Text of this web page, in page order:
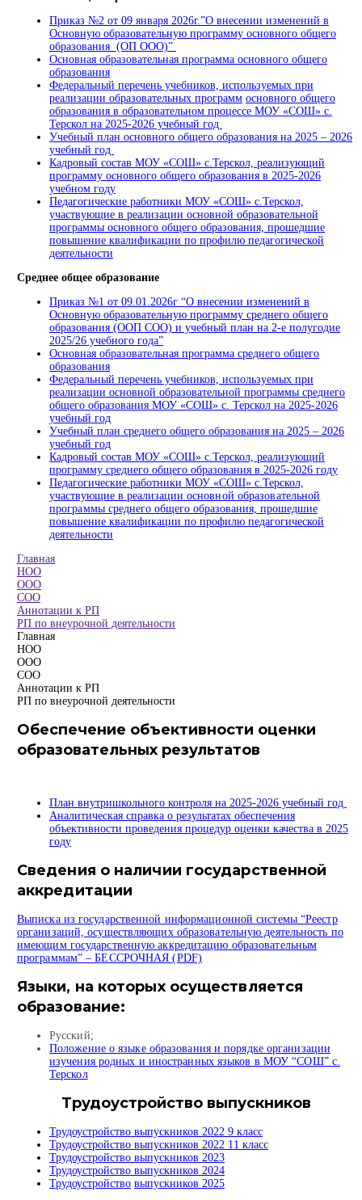
Приказ №2 от 09 января 2026г.”О внесении изменений в
Основную образовательную программу основного общего
образования (ОП ООО)”
Основная образовательная программа основного общего
образования
Федеральный перечень учебников, используемых при
реализации образовательных программ основного общего
образования в образовательном процессе МОУ «СОШ» с.
Терскол на 2025-2026 учебный год
Учебный план основного общего образования на 2025 – 2026
учебный год
Кадровый состав МОУ «СОШ» с.Терскол, реализующий
программу основного общего образования в 2025-2026
учебном году
Педагогические работники МОУ «СОШ» с.Терскол,
участвующие в реализации основной образовательной
программы основного общего образования, прошедшие
повышение квалификации по профилю педагогической
деятельности
Среднее общее образование
Приказ №1 от 09.01.2026г “О внесении изменений в
Основную образовательную программу среднего общего
образования (ООП СОО) и учебный план на 2-е полугодие
2025/26 учебного года”
Основная образовательная программа среднего общего
образования
Федеральный перечень учебников, используемых при
реализации основной образовательной программы среднего
общего образования МОУ «СОШ» с. Терскол на 2025-2026
учебный год
Учебный план среднего общего образования на 2025 – 2026
учебный год
Кадровый состав МОУ «СОШ» с.Терскол, реализующий
программу среднего общего образования в 2025-2026 году
Педагогические работники МОУ «СОШ» с.Терскол,
участвующие в реализации основной образовательной
программысреднего общего образования, прошедшие
повышение квалификации по профилю педагогической
деятельности
Главная
НОО
ООО
СОО
Аннотации к РП
РП по внеурочной деятельности
Главная
НОО
ООО
СОО
Аннотации к РП
РП по внеурочной деятельности
Обеспечение объективности оценки
образовательных результатов
План внутришкольного контроля на 2025-2026 учебный год
Аналитическая справка о результатах обеспечения
объективности проведения процедур оценки качества в 2025
году
Сведения о наличии государственной
аккредитации
Выписка из государственной информационной системы “Реестр
организаций, осуществляющих образовательную деятельность по
имеющим государственную аккредитацию образовательным
программам” – БЕССРОЧНАЯ(PDF)
Языки, на которых осуществляется
образование:
Русский;
Положение о языке образования и порядке организации
изучения родных и иностранных языков в МОУ “СОШ” с.
Терскол
Трудоустройство выпускников
Трудоустройство выпускников 2022 9 класс
Трудоустройство выпускников 2022 11 класс
Трудоустройство выпускников 2023
Трудоустройство выпускников 2024
Трудоустройство выпускников 2025